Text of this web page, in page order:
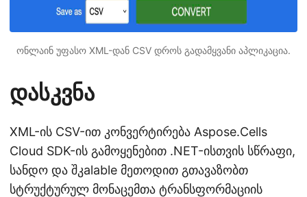
ონლაინ უფასო XML-დან CSV დროს გადამყვანი აპლიკაცია.
დასკვნა
XML-ის CSV-ით კონვერტირება Aspose.Cells
Cloud SDK-ის გამოყენებით .NET-ისთვის სწრაფი,
სანდო და შკalable მეთოდით გთავაზობთ
სტრუქტურულ მონაცემთა ტრანსფორმაციის